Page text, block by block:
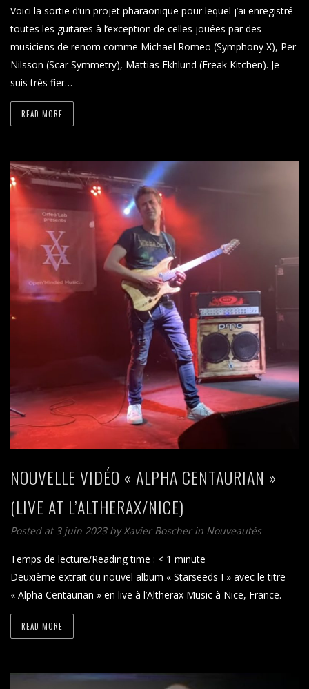
Voici la sortie d’un projet pharaonique pour lequel j’ai enregistré
toutes les guitares à l’exception de celles jouées par des
musiciens de renom comme Michael Romeo (Symphony X), Per
Nilsson (Scar Symmetry), Mattias Ekhlund (Freak Kitchen). Je
suis très fier…
READ MORE
NOUVELLE VIDÉO « ALPHA CENTAURIAN »
(LIVE AT L’ALTHERAX/NICE)
Posted at 3 juin 2023 byXavier Boscher in Nouveautés
Temps de lecture/Reading time : < 1 minute
Deuxième extrait du nouvel album « Starseeds I » avec le titre
« Alpha Centaurian » en live à l’Altherax Music à Nice, France.
READ MORE